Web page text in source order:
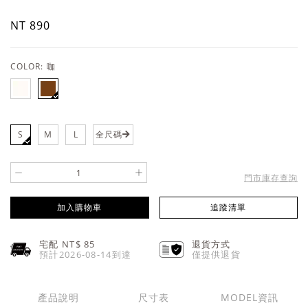
NT 890
COLOR: 咖
S M L 全尺碼
- + 門市庫存查詢
加入購物車 追蹤清單
宅配 NT$85
預計2026-08-14到達
退貨方式
僅提供退貨
產品說明 尺寸表 MODEL資訊